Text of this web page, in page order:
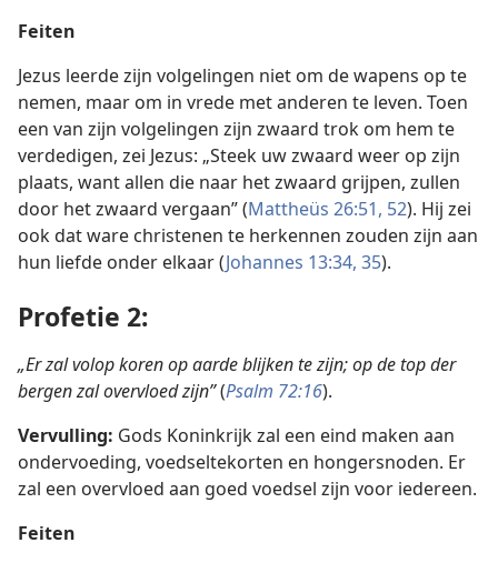
Feiten
Jezus leerde zijn volgelingen niet om de wapens op te
nemen, maar om in vrede met anderen te leven. Toen
een van zijn volgelingen zijn zwaard trok om hem te
verdedigen, zei Jezus: „Steek uw zwaard weer op zijn
plaats, want allen die naar het zwaard grijpen, zullen
door het zwaard vergaan” (Mattheüs 26:51, 52). Hij zei
ook dat ware christenen te herkennen zouden zijn aan
hun liefde onder elkaar (Johannes 13:34, 35).
Profetie 2:
„Er zal volop koren op aarde blijken te zijn; op de top der
bergen zal overvloed zijn”(Psalm 72:16).
Vervulling: Gods Koninkrijk zal een eind maken aan
ondervoeding, voedseltekorten en hongersnoden. Er
zal een overvloed aan goed voedsel zijn voor iedereen.
Feiten